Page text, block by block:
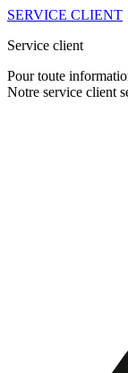
SERVICE CLIENT
Service client
Pour toute
Notre service client